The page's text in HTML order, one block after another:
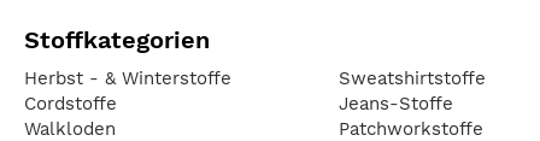
Stoffkategorien
Herbst - & Winterstoffe
Cordstoffe
Walkloden
Sweatshirtstoffe
Jeans-Stoffe
Patchworkstoffe